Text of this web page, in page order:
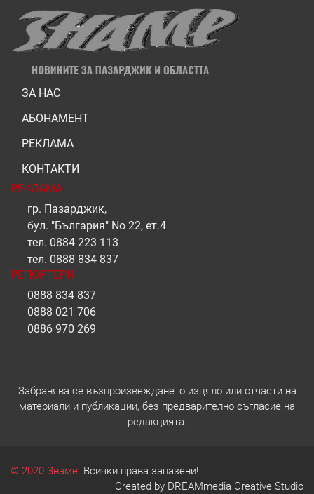
ЗА НАС
АБОНАМЕНТ
РЕКЛАМА
КОНТАКТИ
РЕКЛАМА
гр. Пазарджик,
бул. "България" No 22, ет.4
тел. 0884 223 113
тел. 0888 834 837
РЕПОРТЕРИ
0888 834 837
0888 021 706
0886 970 269
Забранява се възпроизвеждането изцяло или отчасти на
материали и публикации, без предварително съгласие на
редакцията.
© 2020 Знаме. Всички права запазени!
Created by DREAMmedia Creative Studio